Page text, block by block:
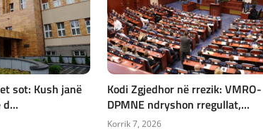
sot: Kush janë
Kodi Zgjedhor në rrezik: VMRO-
DPMNE ndryshon rregullat,...
Korrik 7, 2026